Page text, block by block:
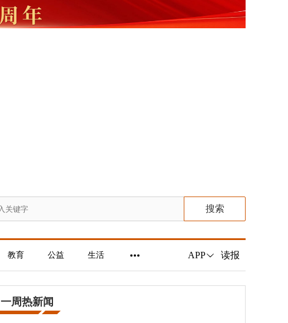
搜索
教育 公益 生活 APP 读报
一周热新闻